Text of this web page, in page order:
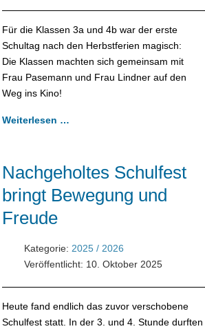
Für die Klassen 3a und 4b war der erste
Schultag nach den Herbstferien magisch:
Die Klassen machten sich gemeinsam mit
Frau Pasemann und Frau Lindner auf den
Weg ins Kino!
Weiterlesen …
Nachgeholtes Schulfest
bringt Bewegung und
Freude
Kategorie: 2025 / 2026
Veröffentlicht: 10. Oktober 2025
Heute fand endlich das zuvor verschobene
Schulfest statt. In der 3. und 4. Stunde durften